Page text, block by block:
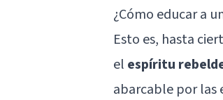
¿Cómo educar a
Esto es, hasta
el espíritu
abarcable por las